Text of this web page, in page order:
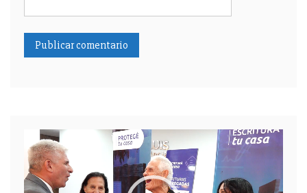
Reproductor
de
video